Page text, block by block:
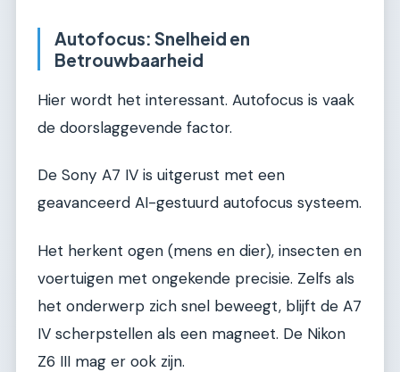
Autofocus: Snelheid en
Betrouwbaarheid
Hier wordt het interessant. Autofocus is vaak
de doorslaggevende factor.
De Sony A7 IV is uitgerust met een
geavanceerd AI-gestuurd autofocus systeem.
Het herkent ogen (mens en dier), insecten en
voertuigen met ongekende precisie. Zelfs als
het onderwerp zich snel beweegt, blijft de A7
IV scherpstellen als een magneet. De Nikon
Z6 III mag er ook zijn.